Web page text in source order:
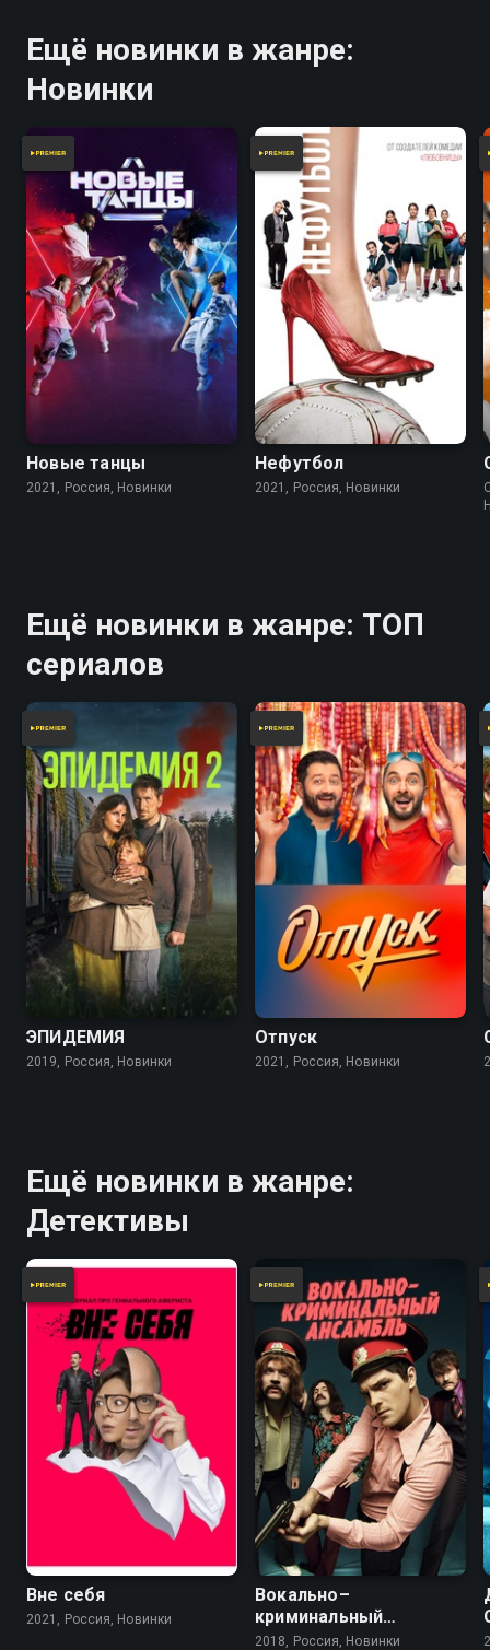
Ещё новинки в жанре:
Новинки
Новые танцы
2021, Россия, Новинки
Нефутбол
2021, Россия, Новинки
Ещё новинки в жанре: ТОП
сериалов
ЭПИДЕМИЯ
2019, Россия, Новинки
Отпуск
2021, Россия, Новинки
Ещё новинки в жанре:
Детективы
Вне себя
2021, Россия, Новинки
Вокально–
криминальный
ансамбль
2018, Россия, Новинки